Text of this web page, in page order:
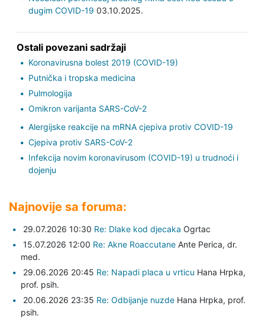
dugim COVID-19 03.10.2025.
Ostali povezani sadržaji
Koronavirusna bolest 2019 (COVID-19)
Putnička i tropska medicina
Pulmologija
Omikron varijanta SARS-CoV-2
Alergijske reakcije na mRNA cjepiva protiv COVID-19
Cjepiva protiv SARS-CoV-2
Infekcija novim koronavirusom (COVID-19) u trudnoći i
dojenju
Najnovije sa foruma:
29.07.2026 10:30 Re: Dlake kod djecaka Ogrtac
15.07.2026 12:00 Re: Akne Roaccutane Ante Perica, dr.
med.
29.06.2026 20:45 Re: Napadi placa u vrticu Hana Hrpka,
prof. psih.
20.06.2026 23:35 Re: Odbijanje nuzde Hana Hrpka, prof.
psih.